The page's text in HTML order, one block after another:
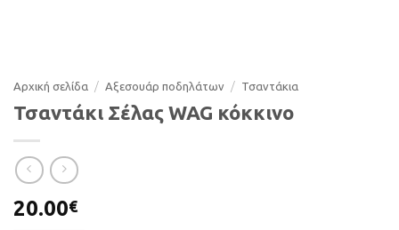
Αρχική σελίδα / Αξεσουάρ ποδηλάτων / Τσαντάκια
Τσαντάκι Σέλας WAG κόκκινο
20.00€